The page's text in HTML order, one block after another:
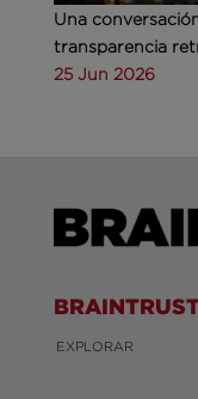
Una
transparencia
25 Jun 2026
EXPLORAR